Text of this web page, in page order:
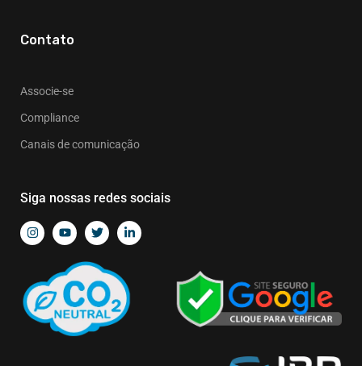
Contato
Associe-se
Compliance
Canais de comunicação
Siga nossas redes sociais